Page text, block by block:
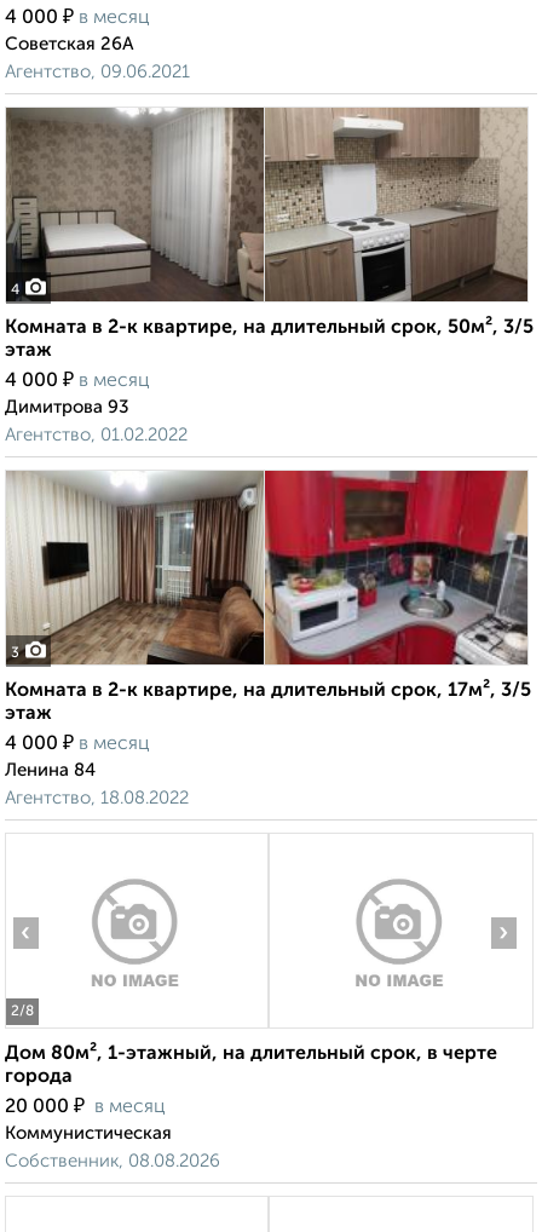
4 000 ₽ в месяц
Советская 26А
Агентство, 09.06.2021
4
Комната в 2-к квартире, на длительный срок, 50м², 3/5
этаж
4 000 ₽ в месяц
Димитрова 93
Агентство, 01.02.2022
3
Комната в 2-к квартире, на длительный срок, 17м², 3/5
этаж
4 000 ₽ в месяц
Ленина 84
Агентство, 18.08.2022
2/8
‹ ›
Дом 80м², 1-этажный, на длительный срок, в черте
города
20 000 ₽ в месяц
Коммунистическая
Собственник, 08.08.2026